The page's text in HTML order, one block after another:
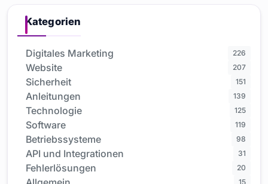
Kategorien
Digitales Marketing 226
Website 207
Sicherheit 151
Anleitungen 139
Technologie 125
Software 119
Betriebssysteme 98
API und Integrationen 31
Fehlerlösungen 20
15